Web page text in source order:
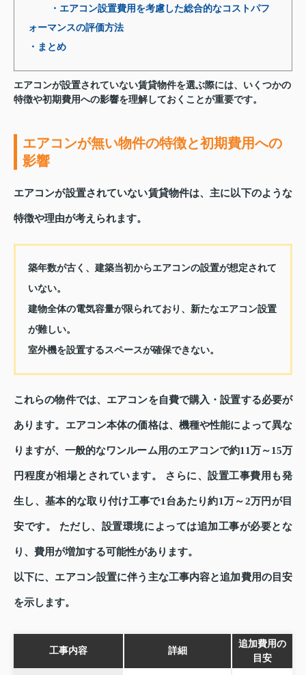
・エアコン設置費用を考慮した総合的なコストパフ
ォーマンスの評価方法
・まとめ
エアコンが設置されていない賃貸物件を選ぶ際には、いくつかの
特徴や初期費用への影響を理解しておくことが重要です。
エアコンが無い物件の特徴と初期費用への
影響
エアコンが設置されていない賃貸物件は、主に以下のような
特徴や理由が考えられます。
築年数が古く、建築当初からエアコンの設置が想定されて
いない。
建物全体の電気容量が限られており、新たなエアコン設置
が難しい。
室外機を設置するスペースが確保できない。
これらの物件では、エアコンを自費で購入・設置する必要が
あります。エアコン本体の価格は、機種や性能によって異な
りますが、一般的なワンルーム用のエアコンで約11万～15万
円程度が相場とされています。 さらに、設置工事費用も発
生し、基本的な取り付け工事で1台あたり約1万～2万円が目
安です。 ただし、設置環境によっては追加工事が必要とな
り、費用が増加する可能性があります。
以下に、エアコン設置に伴う主な工事内容と追加費用の目安
を示します。
工事内容 詳細
追加費用の
目安